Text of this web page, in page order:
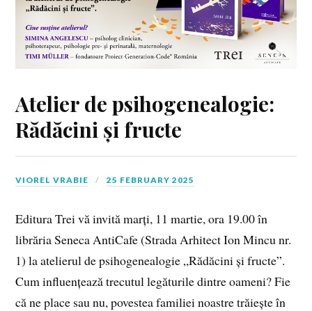
Atelier de psihogenealogie:
Rădăcini și fructe
VIOREL VRABIE 25 FEBRUARY 2025
Editura Trei vă invită marți, 11 martie, ora 19.00 în
librăria Seneca AntiCafe (Strada Arhitect Ion Mincu nr.
1) la atelierul de psihogenealogie „Rădăcini și fructe”.
Cum influențează trecutul legăturile dintre oameni? Fie
că ne place sau nu, povestea familiei noastre trăiește în